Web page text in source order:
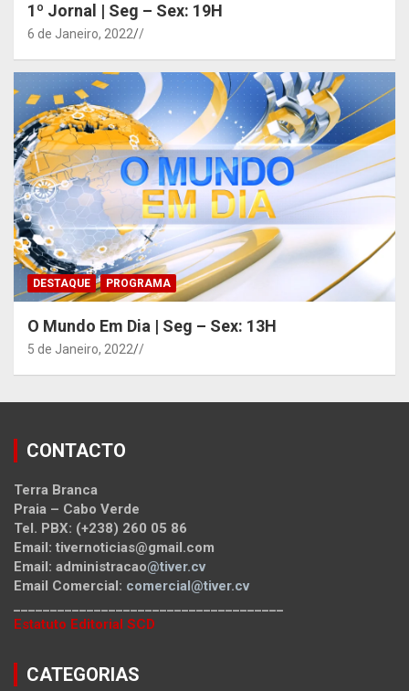
1º Jornal | Seg – Sex: 19H
6 de Janeiro, 2022 /
DESTAQUE PROGRAMA
O Mundo Em Dia | Seg – Sex: 13H
5 de Janeiro, 2022 /
CONTACTO
Terra Branca
Praia – Cabo Verde
Tel. PBX: (+238) 260 05 86
Email: tivernoticias@gmail.com
Email: administracao@tiver.cv
Email Comercial: comercial@tiver.cv
Estatuto Editorial SCD
CATEGORIAS